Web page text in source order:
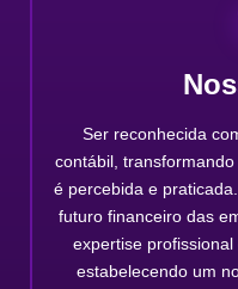
Ser reconhecida
contábil,
é percebida e
futuro financeiro das
expertise
estabelecendo um